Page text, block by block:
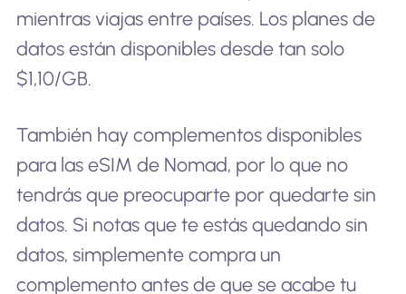
mientras viajas entre países. Los planes de
datos están disponibles desde tan solo
$1,10/GB.
También hay complementos disponibles
para las eSIM de Nomad, por lo que no
tendrás que preocuparte por quedarte sin
datos. Si notas que te estás quedando sin
datos, simplemente compra un
complemento antes de que se acabe tu